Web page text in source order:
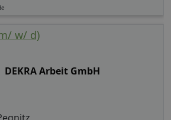
w/ d)
DEKRA Arbeit GmbH